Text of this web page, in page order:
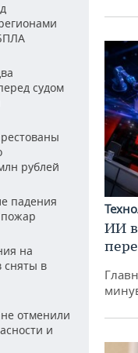
судом
рублей
падения
на
сняты в
отменили
и
ИИ